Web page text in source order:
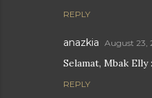
REPLY
anazkia August 23,
Selamat, Mbak Elly
REPLY